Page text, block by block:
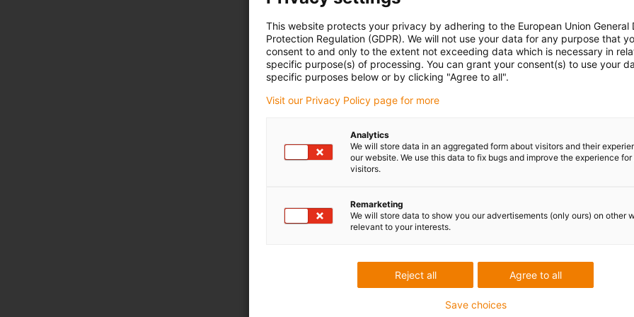
This website protects your privacy by adhering to the European Union General
Protection Regulation (GDPR). We will not use your data for any purpose that
consent to and only to the extent not exceeding data which is necessary in
specific purpose(s) of processing. You can grant your consent(s) to use your
specific purposes below or by clicking "Agree to all".
Visit our Privacy Policy page for more
Analytics
We will store data in an aggregated form about visitors and their
our website. We use this data to fix bugs and improve the experience for
visitors.
Remarketing
We will store data to show you our advertisements (only ours) on other
relevant to your interests.
Agree to all
Reject all
Save choices